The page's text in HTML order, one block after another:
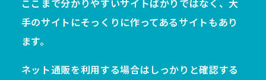
手のサイトにそっくりに作ってあるサイトもあり
ます。
ネット通販を利用する場合はしっかりと確認する